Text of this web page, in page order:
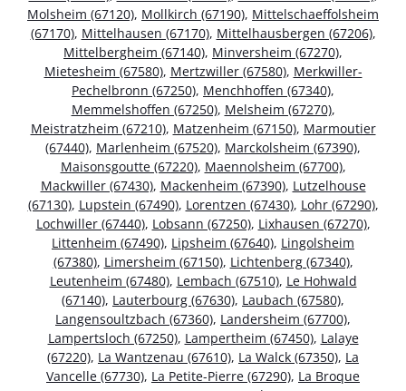
Molsheim (67120), Mollkirch (67190), Mittelschaeffolsheim
(67170), Mittelhausen (67170), Mittelhausbergen (67206),
Mittelbergheim (67140), Minversheim (67270),
Mietesheim (67580), Mertzwiller (67580), Merkwiller-
Pechelbronn (67250), Menchhoffen (67340),
Memmelshoffen (67250), Melsheim (67270),
Meistratzheim (67210), Matzenheim (67150), Marmoutier
(67440), Marlenheim (67520), Marckolsheim (67390),
Maisonsgoutte (67220), Maennolsheim (67700),
Mackwiller (67430), Mackenheim (67390), Lutzelhouse
(67130), Lupstein (67490), Lorentzen (67430), Lohr (67290),
Lochwiller (67440), Lobsann (67250), Lixhausen (67270),
Littenheim (67490), Lipsheim (67640), Lingolsheim
(67380), Limersheim (67150), Lichtenberg (67340),
Leutenheim (67480), Lembach (67510), Le Hohwald
(67140), Lauterbourg (67630), Laubach (67580),
Langensoultzbach (67360), Landersheim (67700),
Lampertsloch (67250), Lampertheim (67450), Lalaye
(67220), La Wantzenau (67610), La Walck (67350), La
Vancelle (67730), La Petite-Pierre (67290), La Broque